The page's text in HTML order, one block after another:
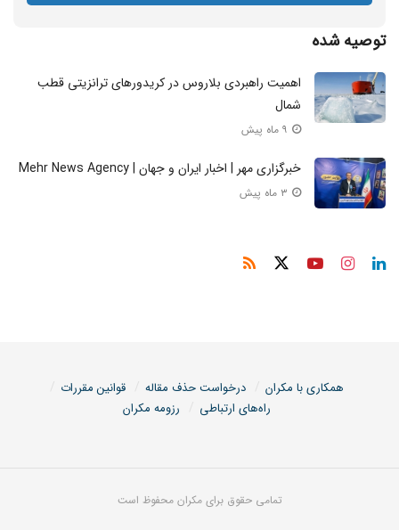
توصیه شده
اهمیت راهبردی بلاروس در کریدور‌های ترانزیتی قطب
شمال
خبرگزاری مهر | اخبار ایران و جهان | Mehr News Agency
همکاری با مکران درخواست حذف مقاله
قوانین مقررات
راه‌های ارتباطی
رزومه مکران
تمامی حقوق برای مکران محفوظ است